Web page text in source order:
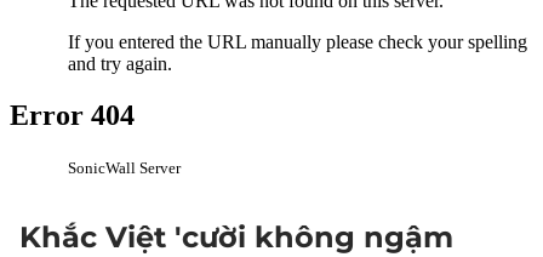
Khắc Việt 'cười không ngậm